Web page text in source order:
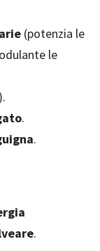
(potenzia le
le
.
.
.